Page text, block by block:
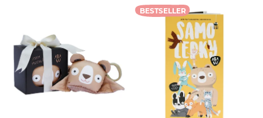
BESTSELLER